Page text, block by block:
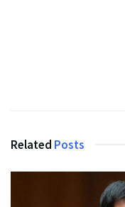
Related Posts